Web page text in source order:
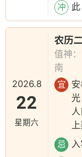
冲
2026.8
22
星期六
农历
值神
南
宜
忌